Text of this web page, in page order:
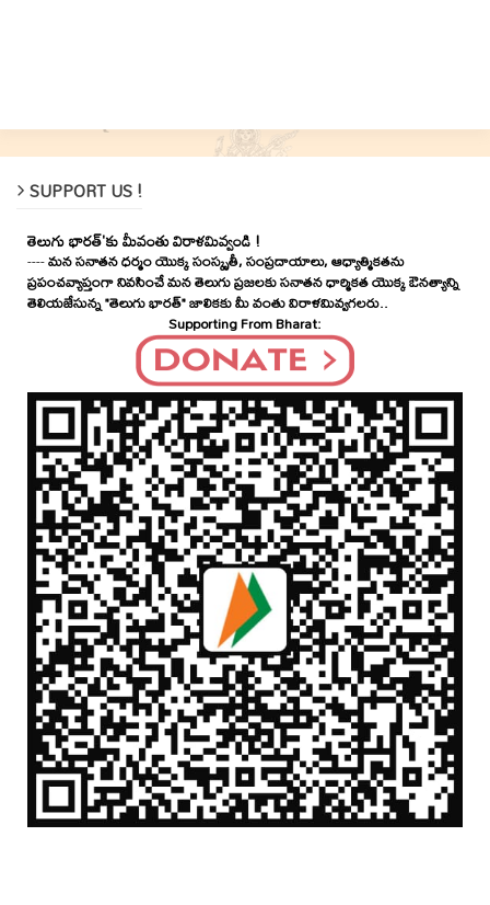
SUPPORT US !
తెలుగు భారత్'కు మీవంతు విరాళమివ్వండి !
----మన సనాతన ధర్మం యొక్క సంస్కృతీ, సంప్రదాయాలు, ఆధ్యాత్మికతను
ప్రపంచవ్యాప్తంగా నివసించే మన తెలుగు ప్రజలకు సనాతన ధార్మికత యొక్క ఔనత్యాన్ని
తెలియజేసున్న "తెలుగు భారత్" జాలికకు మీ వంతు విరాళమివ్వగలరు..
Supporting From Bharat: